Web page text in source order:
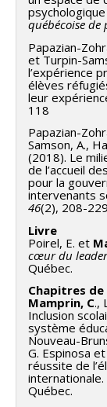
québécoise de
Papazian-
et Turpin-
l’expérience
élèves
leur
118
Papazian-
Samson, A.,
(2018). Le
de l’accueil
pour la
intervenants
46(2), 208-
Livre
Poirel, E. et
cœur du
Québec.
Chapitres
Mamprin, C.,
Inclusion
système
Nouveau-
G. Espinosa
réussite de
Québec.